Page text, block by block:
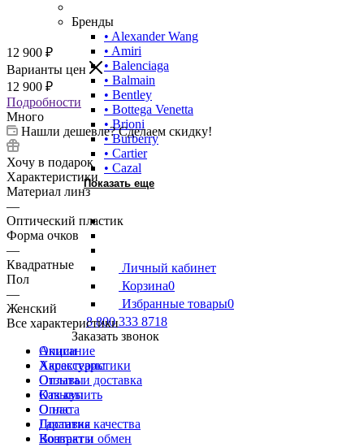
Бренды
• Alexander Wang
• Amiri
• Balenciaga
• Balmain
• Bentley
• Bottega Venetta
• Brioni
• Burberry
• Cartier
• Cazal
Показать еще
Личный кабинет
Корзина0
Избранные товары0
8 800 333 8718
Заказать звонок
Акции
Аксессуары
Оплата и доставка
Отзывы
О нас
Гарантия качества
Контакты
12 900 ₽
Варианты цен
12 900 ₽
Подробности
Много
Нашли дешевле? Сделаем скидку!
Хочу в подарок
Характеристики
Материал линз
—
Оптический пластик
Форма очков
—
Квадратные
Пол
—
Женский
Все характеристики
Описание
Характеристики
Отзывы
Как купить
Оплата
Доставка
Возврат и обмен